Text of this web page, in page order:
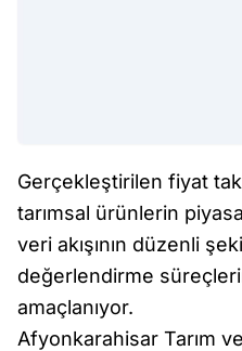
Gerçekleştirilen fiyat
tarımsal ürünlerin
veri akışının düzenli
değerlendirme
amaçlanıyor.
Afyonkarahisar Tarım